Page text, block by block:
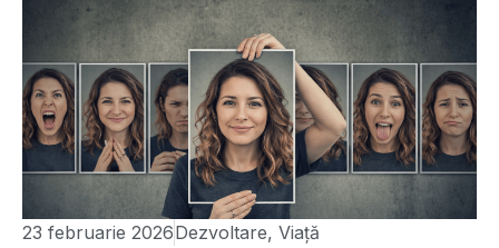
23 februarie 2026Dezvoltare, Viață